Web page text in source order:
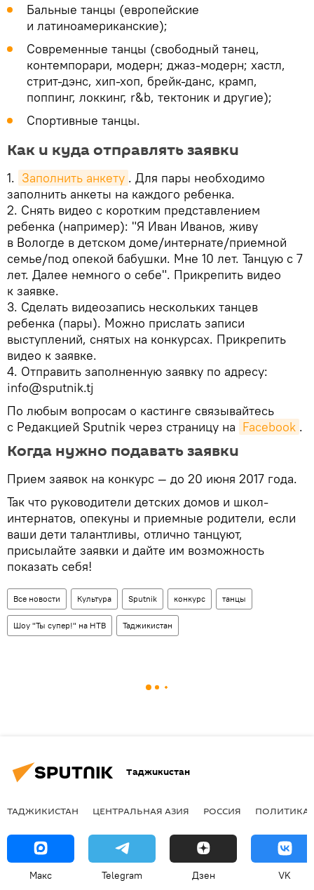
Бальные танцы (европейские
и латиноамериканские);
Современные танцы (свободный танец,
контемпорари, модерн; джаз-модерн; хастл,
стрит-дэнс, хип-хоп, брейк-данс, крамп,
поппинг, локкинг, r&b, тектоник и другие);
Спортивные танцы.
Как и куда отправлять заявки
1. Заполнить анкету . Для пары необходимо
заполнить анкеты на каждого ребенка.
2. Снять видео с коротким представлением
ребенка (например): "Я Иван Иванов, живу
в Вологде в детском доме/интернате/приемной
семье/под опекой бабушки. Мне 10 лет. Танцую с 7
лет. Далее немного о себе". Прикрепить видео
к заявке.
3. Сделать видеозапись нескольких танцев
ребенка (пары). Можно прислать записи
выступлений, снятых на конкурсах. Прикрепить
видео к заявке.
4. Отправить заполненную заявку по адресу:
info@sputnik.tj
По любым вопросам о кастинге связывайтесь
с Редакцией Sputnik через страницу на Facebook .
Когда нужно подавать заявки
Прием заявок на конкурс — до 20 июня 2017 года.
Так что руководители детских домов и школ-
интернатов, опекуны и приемные родители, если
ваши дети талантливы, отлично танцуют,
присылайте заявки и дайте им возможность
показать себя!
Все новости Культура Sputnik конкурс танцы
Шоу "Ты супер!" на НТВ Таджикистан
Таджикистан
ТАДЖИКИСТАН ЦЕНТРАЛЬНАЯ АЗИЯ РОССИЯ ПОЛИТИКА
Макс Telegram Дзен VK